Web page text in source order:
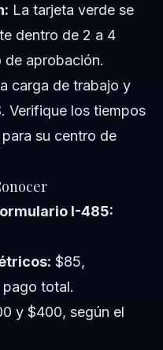
La tarjeta verde se
dentro de 2 a 4
de aprobación.
carga de trabajo y
Verifique los tiempos
su centro de
I-485:
$85,
pago total.
y $400, según el